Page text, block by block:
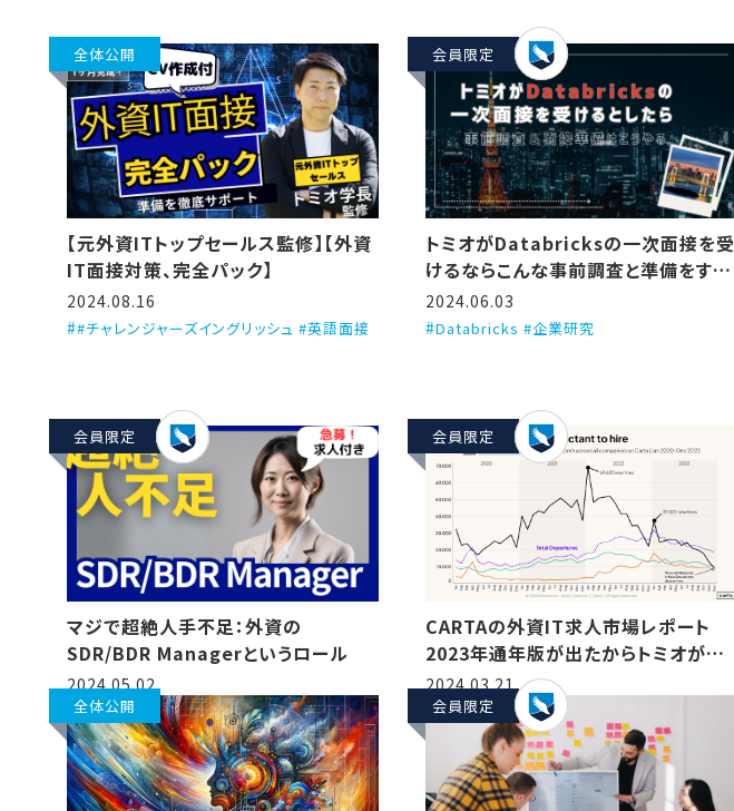
全体公開
【元外資ITトップセールス監修】【外資
IT面接対策、完全パック】
2024.08.16
#チャレンジャーズイングリッシュ #英語面接
会員限定
トミオがDatabricksの一次面接を受
けるならこんな事前調査と準備をす
る、という話
2024.06.03
Databricks #企業研究
会員限定
マジで超絶人手不足：外資の
SDR/BDR Managerというロール
2024.05.02
会員限定
CARTAの外資IT求人市場レポート
2023年通年版が出たからトミオが翻
訳しつつ解説するで！（State of
startup compensation, H2
2024.03.21
全体公開 会員限定